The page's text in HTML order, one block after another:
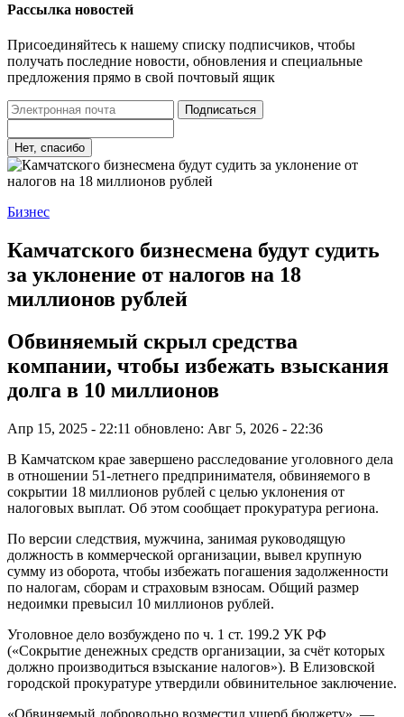
Рассылка новостей
Присоединяйтесь к нашему списку подписчиков, чтобы
получать последние новости, обновления и специальные
предложения прямо в свой почтовый ящик
Подписаться
Нет, спасибо
Бизнес
Камчатского бизнесмена будут судить
за уклонение от налогов на 18
миллионов рублей
Обвиняемый скрыл средства
компании, чтобы избежать взыскания
долга в 10 миллионов
Апр 15, 2025 - 22:11 обновлено: Авг 5, 2026 - 22:36
В Камчатском крае завершено расследование уголовного дела
в отношении 51-летнего предпринимателя, обвиняемого в
сокрытии 18 миллионов рублей с целью уклонения от
налоговых выплат. Об этом сообщает прокуратура региона.
По версии следствия, мужчина, занимая руководящую
должность в коммерческой организации, вывел крупную
сумму из оборота, чтобы избежать погашения задолженности
по налогам, сборам и страховым взносам. Общий размер
недоимки превысил 10 миллионов рублей.
Уголовное дело возбуждено по ч. 1 ст. 199.2 УК РФ
(«Сокрытие денежных средств организации, за счёт которых
должно производиться взыскание налогов»). В Елизовской
городской прокуратуре утвердили обвинительное заключение.
«Обвиняемый добровольно возместил ущерб бюджету», —